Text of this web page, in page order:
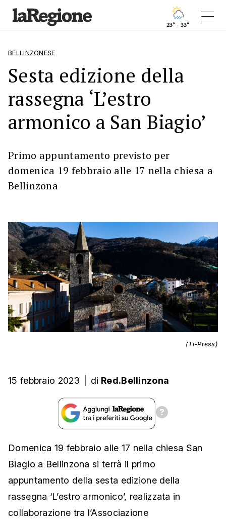
23° - 33°
BELLINZONESE
Sesta edizione della
rassegna ‘L’estro
armonico a San Biagio’
Primo appuntamento previsto per
domenica 19 febbraio alle 17 nella chiesa a
Bellinzona
(Ti-Press)
15 febbraio 2023 di Red.Bellinzona
Domenica 19 febbraio alle 17 nella chiesa San
Biagio a Bellinzona si terrà il primo
appuntamento della sesta edizione della
rassegna ‘L’estro armonico’, realizzata in
collaborazione tra l’Associazione